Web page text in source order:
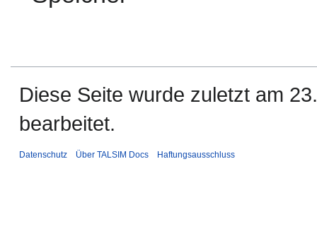
Diese Seite wurde zuletzt am
bearbeitet.
Datenschutz Über TALSIM Docs Haftungsausschluss